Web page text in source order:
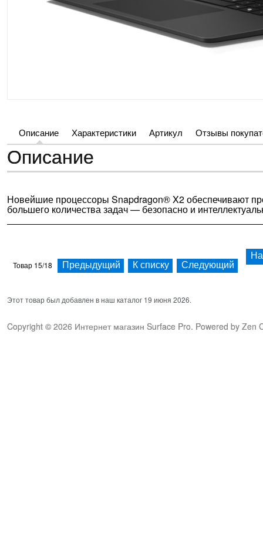
Описание Характеристики Артикул Отзывы
Описание
Новейшие процессоры Snapdragon® X2 обеспечивают
большего количества задач — безопасно и
Товар 15/18 Предыдущий К списку Следующий
Этот товар был добавлен в наш каталог 19 июня 2026.
Copyright © 2026 Интернет магазин Surface Pro. Powered by Zen